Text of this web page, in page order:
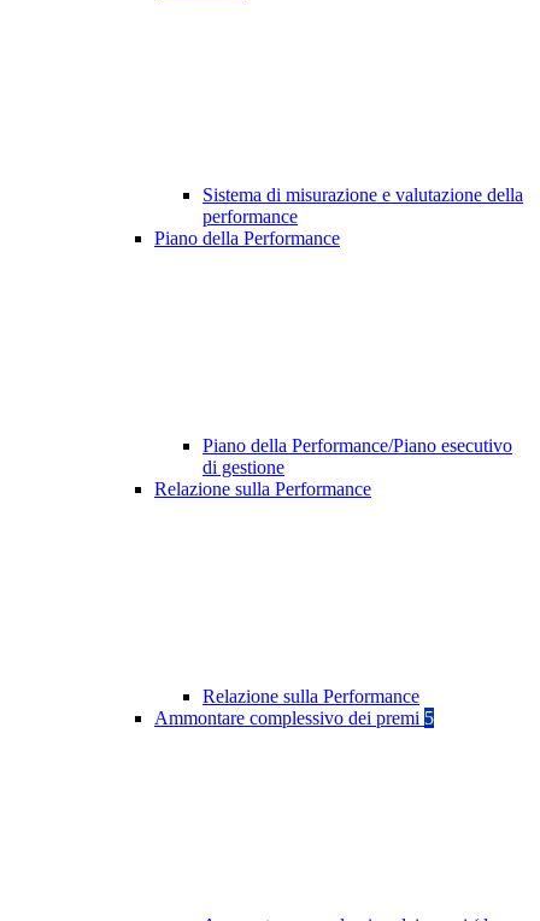
Sistema di misurazione e valutazione della
performance
Piano della Performance
Piano della Performance/Piano esecutivo
di gestione
Relazione sulla Performance
Relazione sulla Performance
Ammontare complessivo dei premi 5